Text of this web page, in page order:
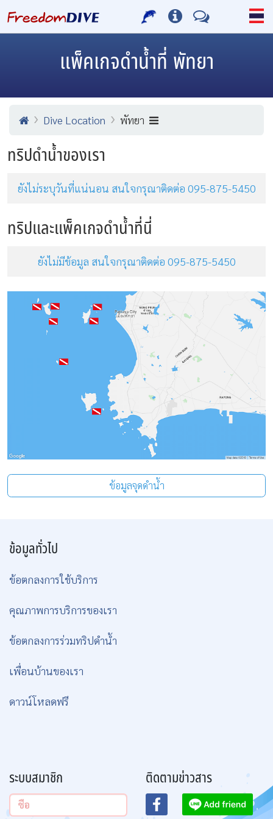
แพ็คเกจดำน้ำที่ พัทยา
Dive Location พัทยา
ทริปดำน้ำของเรา
ยังไม่ระบุวันที่แน่นอน สนใจกรุณาติดต่อ 095-875-5450
ทริปและแพ็คเกจดำน้ำที่นี่
ยังไม่มีข้อมูล สนใจกรุณาติดต่อ 095-875-5450
ข้อมูลจุดดำน้ำ
ข้อมูลทั่วไป
ข้อตกลงการใช้บริการ
คุณภาพการบริการของเรา
ข้อตกลงการร่วมทริปดำน้ำ
เพื่อนบ้านของเรา
ดาวน์โหลดฟรี
ระบบสมาชิก ติดตามข่าวสาร